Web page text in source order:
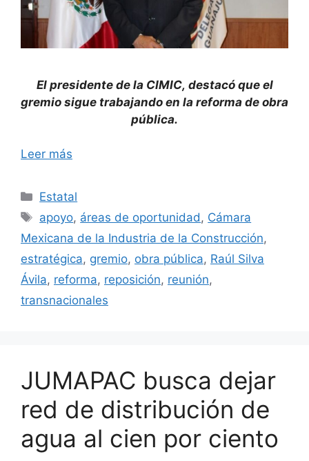
El presidente de la CIMIC, destacó que el
gremio sigue trabajando en la reforma de obra
pública.
Leer más
Categorías
Estatal
Etiquetas
apoyo, áreas de oportunidad, Cámara
Mexicana de la Industria de la Construcción,
estratégica, gremio, obra pública, Raúl Silva
Ávila, reforma, reposición, reunión,
transnacionales
JUMAPAC busca dejar
red de distribución de
agua al cien por ciento